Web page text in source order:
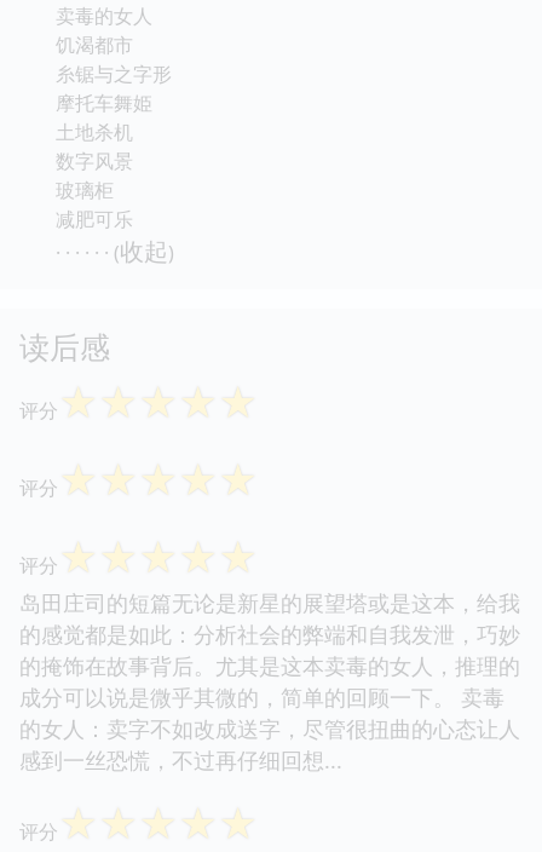
卖毒的女人
饥渴都市
糸锯与之字形
摩托车舞姫
土地杀机
数字风景
玻璃柜
减肥可乐
· · · · · · (收起)
读后感
评分 ☆☆☆☆☆
评分 ☆☆☆☆☆
评分 ☆☆☆☆☆
岛田庄司的短篇无论是新星的展望塔或是这本，给我
的感觉都是如此：分析社会的弊端和自我发泄，巧妙
的掩饰在故事背后。尤其是这本卖毒的女人，推理的
成分可以说是微乎其微的，简单的回顾一下。 卖毒
的女人：卖字不如改成送字，尽管很扭曲的心态让人
感到一丝恐慌，不过再仔细回想...
评分 ☆☆☆☆☆